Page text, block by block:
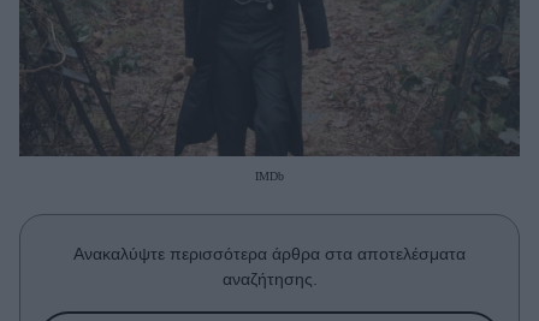
Parenting
Working Girl
Real Women
Πρόσωπα
Celebrities
Συνεντεύξεις
True Stories
IMDb
Ανακαλύψτε περισσότερα άρθρα στα αποτελέσματα
αναζήτησης.